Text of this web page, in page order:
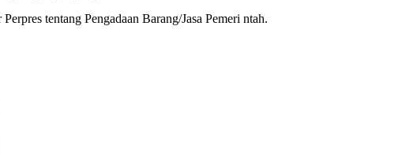
tentang Pengadaan Barang/Jasa Pemeri ntah.